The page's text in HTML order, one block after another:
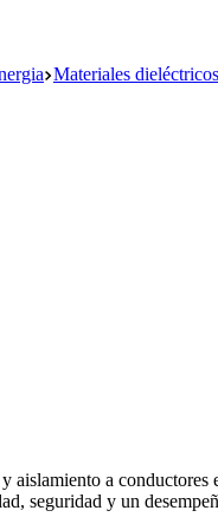
Materiales
a conductores
seguridad y un